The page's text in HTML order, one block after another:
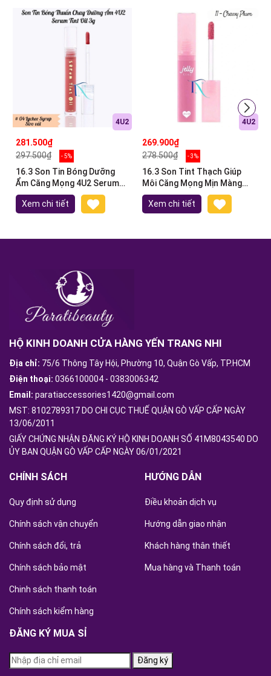
4U2
281.500₫
297.500₫
- 5%
16.3 Son Tin Bóng Dưỡng
Ẩm Căng Mọng 4U2 Serum
Tint Oil 3g
Xem chi tiết
4U2
269.900₫
278.500₫
- 3%
16.3 Son Tint Thạch Giúp
Môi Căng Mọng Mịn Màng
Lâu Trôi 4u2 Jelly Tint 4g
Xem chi tiết
HỘ KINH DOANH CỬA HÀNG YẾN TRANG NHI
Địa chỉ: 75/6 Thông Tây Hội, Phường 10, Quận Gò Vấp, TP.HCM
Điện thoại: 0366100004 - 0383006342
Email: paratiaccessories1420@gmail.com
MST: 8102789317 DO CHI CỤC THUẾ QUẬN GÒ VẤP CẤP NGÀY
13/06/2011
GIẤY CHỨNG NHẬN ĐĂNG KÝ HỘ KINH DOANH SỐ 41M8043540 DO
ỦY BAN QUẬN GÒ VẤP CẤP NGÀY 06/01/2021
CHÍNH SÁCH
Quy định sử dụng
Chính sách vận chuyển
Chính sách đổi, trả
Chính sách bảo mật
Chinh sách thanh toán
Chính sách kiểm hàng
HƯỚNG DẪN
Điều khoản dịch vụ
Hướng dẫn giao nhận
Khách hàng thân thiết
Mua hàng và Thanh toán
ĐĂNG KÝ MUA SỈ
Đăng ký